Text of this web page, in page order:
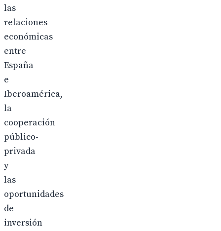
las
relaciones
económicas
entre
España
e
Iberoamérica,
la
cooperación
público-
privada
y
las
oportunidades
de
inversión